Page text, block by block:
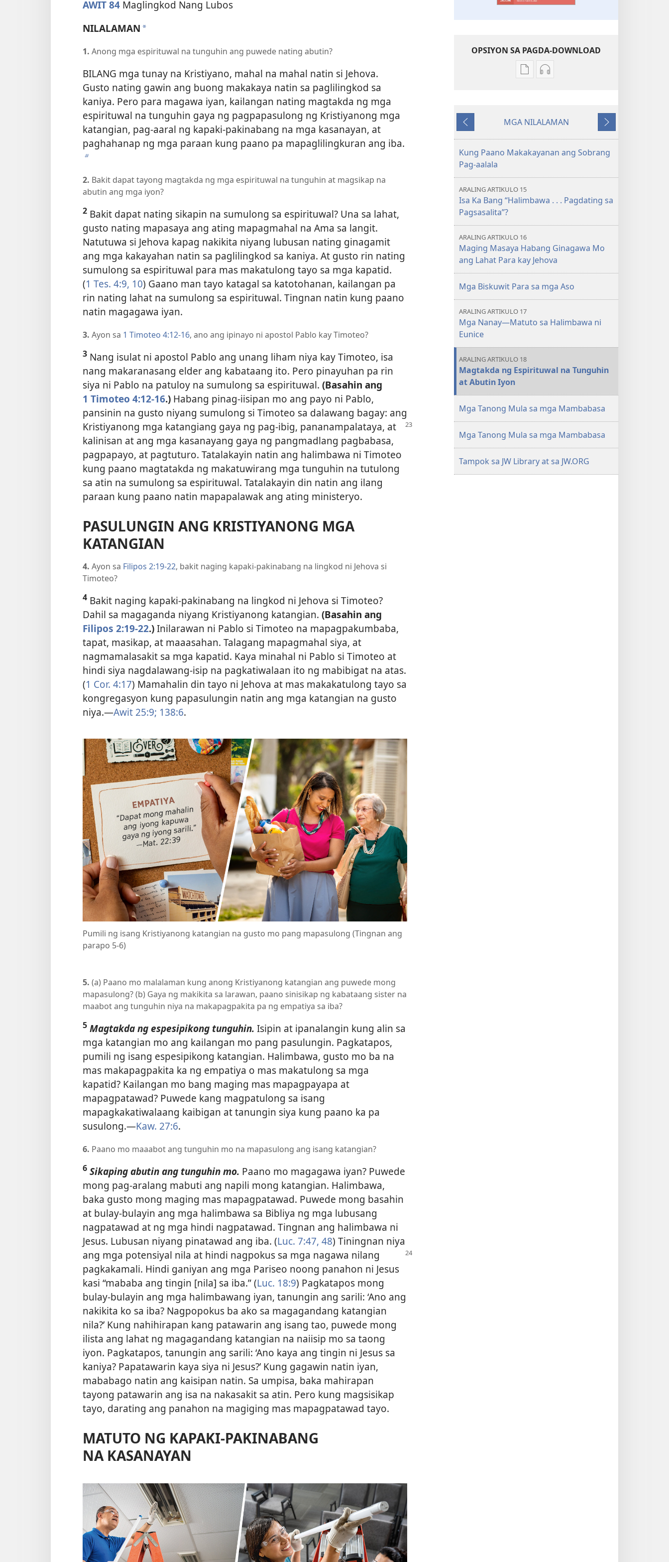
AWIT 84 Maglingkod Nang Lubos
NILALAMAN a
1. Anong mga espirituwal na tunguhin ang puwede nating abutin?
BILANG mga tunay na Kristiyano, mahal na mahal natin si Jehova.
Gusto nating gawin ang buong makakaya natin sa paglilingkod sa
kaniya. Pero para magawa iyan, kailangan nating magtakda ng mga
espirituwal na tunguhin gaya ng pagpapasulong ng Kristiyanong mga
katangian, pag-aaral ng kapaki-pakinabang na mga kasanayan, at
paghahanap ng mga paraan kung paano pa mapaglilingkuran ang iba.
b
2. Bakit dapat tayong magtakda ng mga espirituwal na tunguhin at magsikap na
abutin ang mga iyon?
2 Bakit dapat nating sikapin na sumulong sa espirituwal? Una sa lahat,
gusto nating mapasaya ang ating mapagmahal na Ama sa langit.
Natutuwa si Jehova kapag nakikita niyang lubusan nating ginagamit
ang mga kakayahan natin sa paglilingkod sa kaniya. At gusto rin nating
sumulong sa espirituwal para mas makatulong tayo sa mga kapatid.
(1 Tes. 4:9, 10) Gaano man tayo katagal sa katotohanan, kailangan pa
rin nating lahat na sumulong sa espirituwal. Tingnan natin kung paano
natin magagawa iyan.
3. Ayon sa 1 Timoteo 4:12-16, ano ang ipinayo ni apostol Pablo kay Timoteo?
3 Nang isulat ni apostol Pablo ang unang liham niya kay Timoteo, isa
nang makaranasang elder ang kabataang ito. Pero pinayuhan pa rin
siya ni Pablo na patuloy na sumulong sa espirituwal. (Basahin ang
1 Timoteo 4:12-16.) Habang pinag-iisipan mo ang payo ni Pablo,
pansinin na gusto niyang sumulong si Timoteo sa dalawang bagay: ang
Kristiyanong mga katangiang gaya ng pag-ibig, pananampalataya, at
kalinisan at ang mga kasanayang gaya ng pangmadlang pagbabasa,
pagpapayo, at pagtuturo. Tatalakayin natin ang halimbawa ni Timoteo
kung paano magtatakda ng makatuwirang mga tunguhin na tutulong
sa atin na sumulong sa espirituwal. Tatalakayin din natin ang ilang
paraan kung paano natin mapapalawak ang ating ministeryo.
PASULUNGIN ANG KRISTIYANONG MGA
KATANGIAN
4. Ayon sa Filipos 2:19-22, bakit naging kapaki-pakinabang na lingkod ni Jehova si
Timoteo?
4 Bakit naging kapaki-pakinabang na lingkod ni Jehova si Timoteo?
Dahil sa magaganda niyang Kristiyanong katangian. (Basahin ang
Filipos 2:19-22.)Inilarawan ni Pablo si Timoteo na mapagpakumbaba,
tapat, masikap, at maaasahan. Talagang mapagmahal siya, at
nagmamalasakit sa mga kapatid. Kaya minahal ni Pablo si Timoteo at
hindi siya nagdalawang-isip na pagkatiwalaan ito ng mabibigat na atas.
(1 Cor. 4:17) Mamahalin din tayo ni Jehova at mas makakatulong tayo sa
kongregasyon kung papasulungin natin ang mga katangian na gusto
niya.​—Awit 25:9; 138:6.
Pumili ng isang Kristiyanong katangian na gusto mo pang mapasulong (Tingnan ang
parapo 5-6)
5. (a) Paano mo malalaman kung anong Kristiyanong katangian ang puwede mong
mapasulong? (b) Gaya ng makikita sa larawan, paano sinisikap ng kabataang sister na
maabot ang tunguhin niya na makapagpakita pa ng empatiya sa iba?
5 Magtakda ng espesipikong tunguhin. Isipin at ipanalangin kung alin sa
mga katangian mo ang kailangan mo pang pasulungin. Pagkatapos,
pumili ng isang espesipikong katangian. Halimbawa, gusto mo ba na
mas makapagpakita ka ng empatiya o mas makatulong sa mga
kapatid? Kailangan mo bang maging mas mapagpayapa at
mapagpatawad? Puwede kang magpatulong sa isang
mapagkakatiwalaang kaibigan at tanungin siya kung paano ka pa
susulong.​—Kaw. 27:6.
6. Paano mo maaabot ang tunguhin mo na mapasulong ang isang katangian?
6 Sikaping abutin ang tunguhin mo. Paano mo magagawa iyan? Puwede
mong pag-aralang mabuti ang napili mong katangian. Halimbawa,
baka gusto mong maging mas mapagpatawad. Puwede mong basahin
at bulay-bulayin ang mga halimbawa sa Bibliya ng mga lubusang
nagpatawad at ng mga hindi nagpatawad. Tingnan ang halimbawa ni
Jesus. Lubusan niyang pinatawad ang iba. (Luc. 7:47, 48) Tiningnan niya
ang mga potensiyal nila at hindi nagpokus sa mga nagawa nilang
pagkakamali. Hindi ganiyan ang mga Pariseo noong panahon ni Jesus
kasi “mababa ang tingin [nila] sa iba.” (Luc. 18:9) Pagkatapos mong
bulay-bulayin ang mga halimbawang iyan, tanungin ang sarili: ‘Ano ang
nakikita ko sa iba? Nagpopokus ba ako sa magagandang katangian
nila?’ Kung nahihirapan kang patawarin ang isang tao, puwede mong
ilista ang lahat ng magagandang katangian na naiisip mo sa taong
iyon. Pagkatapos, tanungin ang sarili: ‘Ano kaya ang tingin ni Jesus sa
kaniya? Papatawarin kaya siya ni Jesus?’ Kung gagawin natin iyan,
mababago natin ang kaisipan natin. Sa umpisa, baka mahirapan
tayong patawarin ang isa na nakasakit sa atin. Pero kung magsisikap
tayo, darating ang panahon na magiging mas mapagpatawad tayo.
MATUTO NG KAPAKI-PAKINABANG
NA KASANAYAN
OPSIYON SA PAGDA-DOWNLOAD
Opsiyon
ng
ANG
BANTAYAN
PARA
SA
Abril 2022
Opsiyon
ng
BANTAYAN
SA
Abril 2022
Nauna
MGA NILALAMAN
Susunod
Kung Paano Makakayanan ang Sobrang
Pag-aalala
ARALING ARTIKULO 15
Isa Ka Bang “Halimbawa . . . Pagdating sa
Pagsasalita”?
ARALING ARTIKULO 16
Maging Masaya Habang Ginagawa Mo
ang Lahat Para kay Jehova
Mga Biskuwit Para sa mga Aso
ARALING ARTIKULO 17
Mga Nanay—Matuto sa Halimbawa ni
Eunice
ARALING ARTIKULO 18
Magtakda ng Espirituwal na Tunguhin
at Abutin Iyon
Mga Tanong Mula sa mga Mambabasa
Mga Tanong Mula sa mga Mambabasa
Tampok sa JW Library at sa JW.ORG